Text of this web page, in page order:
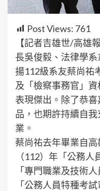
Post Views: 761
【記者吉雄世/高雄
長吳俊毅、法律學
揚112級系友蔡尚祐
及「檢察事務官」資
表現傑出。除了恭
品，也期許持續自
業。
蔡尚祐去年畢業自
（112）年「公務
「專門職業及技術
「公務人員特種考